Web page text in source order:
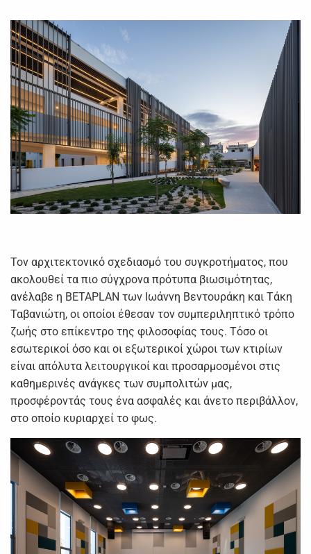
Τον αρχιτεκτονικό σχεδιασμό του συγκροτήματος, που
ακολουθεί τα πιο σύγχρονα πρότυπα βιωσιμότητας,
ανέλαβε η BETAPLAN των Ιωάννη Βεντουράκη και Τάκη
Ταβανιώτη, οι οποίοι έθεσαν τον συμπεριληπτικό τρόπο
ζωής στο επίκεντρο της φιλοσοφίας τους. Τόσο οι
εσωτερικοί όσο και οι εξωτερικοί χώροι των κτιρίων
είναι απόλυτα λειτουργικοί και προσαρμοσμένοι στις
καθημερινές ανάγκες των συμπολιτών μας,
προσφέροντάς τους ένα ασφαλές και άνετο περιβάλλον,
στο οποίο κυριαρχεί το φως.